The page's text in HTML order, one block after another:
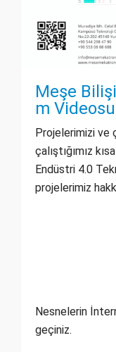
Meşe
m Videosu
Projelerimizi ve
çalıştığımız
Endüstri 4.0
projelerimiz
Nesnelerin
geçiniz.